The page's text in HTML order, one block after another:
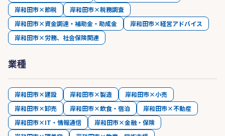
岸和田市×節税
岸和田市×税務調査
岸和田市×資金調達・補助金・助成金
岸和田市×経営アドバイス
岸和田市×労務、社会保険関連
業種
岸和田市×建設 岸和田市×製造
岸和田市×小売
岸和田市×卸売
岸和田市×飲食・宿泊
岸和田市×不動産
岸和田市×IT・情報通信
岸和田市×金融・保険